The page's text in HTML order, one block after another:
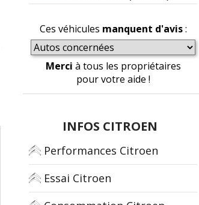
Ces véhicules manquent d'avis:
Merci à tous les propriétaires
pour votre aide !
INFOS CITROEN
Performances Citroen
Essai Citroen